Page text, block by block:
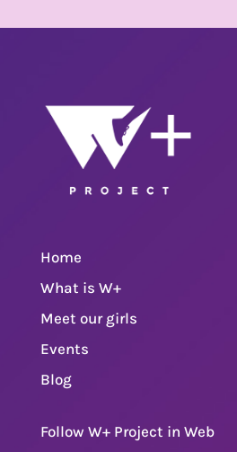
Home
What is W+
Meet our girls
Events
Blog
Follow W+ Project in Web